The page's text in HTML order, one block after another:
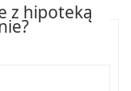
z hipoteką